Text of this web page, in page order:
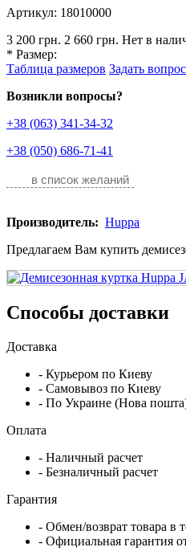
Артикул: 18010000
3 200 грн. 2 660 грн. Нет в
* Размер:
Таблица размеров Задать вопрос
Возникли вопросы?
+38 (063) 341-34-32
+38 (050) 686-71-41
в список желаний
Производитель: Huppa
Предлагаем Вам купить
Способы доставки
Доставка
- Курьером по Киеву
- Самовывоз по Киеву
- По Украине (Нова
Оплата
- Наличный расчет
- Безналичный расчет
Гарантия
- Обмен/возврат товара в
- Официальная гарантия